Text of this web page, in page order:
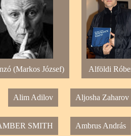
(Markos József) Alföldi
Alim Adilov Aljosha Zaharov
SMITH Ambrus András